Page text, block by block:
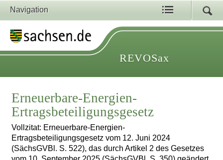
Navigation
REVOSax
Erneuerbare-Energien-
Ertragsbeteiligungsgesetz
Vollzitat: Erneuerbare-Energien-
Ertragsbeteiligungsgesetz vom 12. Juni 2024
(SächsGVBl. S. 522), das durch Artikel 2 des Gesetzes